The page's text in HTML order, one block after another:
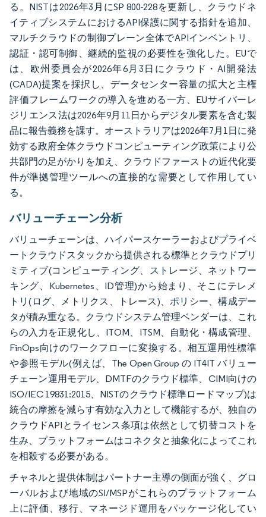
る。NISTは2026年3月にSP 800-228を更新し、クラウドネ
イティブシステムにおけるAPI保護に関する指針を追加、
マルチクラウドの制御プレーン全体でAPIインベントリ、
認証・認可制御、継続的監視の必要性を強化した。EUで
は、欧州委員会が2026年6月3日にクラウド・AI開発法
(CADA)提案を採択し、データセンター容量の拡大と主権
評価フレームワークの導入を進める一方、EUサイバーレ
ジリエンス法は2026年9月11日からデジタル要素を含む製
品に報告義務を課す。オーストラリアは2026年7月1日に発
効する政府全体クラウドコンピューティング政策により公
共部門の足がかりを加え、クラウドファーストの近代化要
件が準拠管理ツールへの直接的な需要として作用してい
る。
バリューチェーン分析
バリューチェーンは、ハイパースケーラーおよびプライベ
ートクラウドスタックから提供される標準とクラウドプリ
ミティブ(コンピューティング、ストレージ、ネットワー
キング、Kubernetes、ID管理)から始まり、そこにテレメ
トリ(ログ、メトリクス、トレース)、ポリシー、構成デー
タが積み重なる。クラウドシステム管理ベンダーは、これ
らの入力を正規化し、ITOM、ITSM、自動化・構成管理、
FinOps向けのワークフローに変換する。相互運用性標準
や参照モデル(例えば、The Open Group の IT4IT バリュー
チェーン運用モデル、DMTFのクラウド標準、CIMI向けの
ISO/IEC 19831:2015、NISTのクラウド標準ロードマップ)は
統合の摩擦を減らす有効な入力として機能するが、独自の
クラウドAPIとライセンス条項は依然として切替コストを
生み、プラットフォームはコネクタと抽象化によってこれ
を相殺する必要がある。
チャネルと提供体制はパートナー主導の側面が強く、グロ
ーバルおよび地域のSI/MSPがこれらのプラットフォーム
上に評価、移行、マネージド運用をパッケージ化してい